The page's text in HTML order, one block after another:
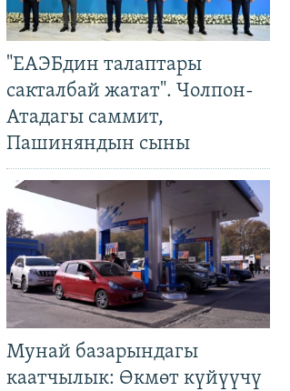
"ЕАЭБдин талаптары
сакталбай жатат". Чолпон-
Атадагы саммит,
Пашиняндын сыны
Мунай базарындагы
каатчылык: Өкмөт күйүүчү